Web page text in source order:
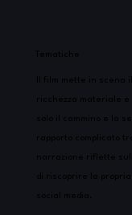
Tematiche
Il film mette in scena
ricchezza materiale
solo il cammino e la
rapporto complicato
narrazione riflette
di riscoprire la propria
social media.